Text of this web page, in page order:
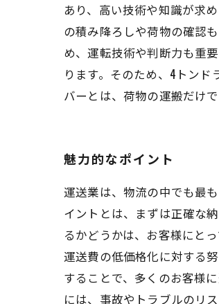
あり、高い技術や知識が求
の積み降ろしや荷物の確認
め、運転技術や判断力も重
ります。そのため、4トン
バーとは、荷物の運搬だけ
魅力的なポイント
運送業は、物流の中でも最
イントとは、まずは正確な
るかどうかは、お客様にと
運送費の低価格化に対する
することで、多くのお客様
には、事故やトラブルのリ